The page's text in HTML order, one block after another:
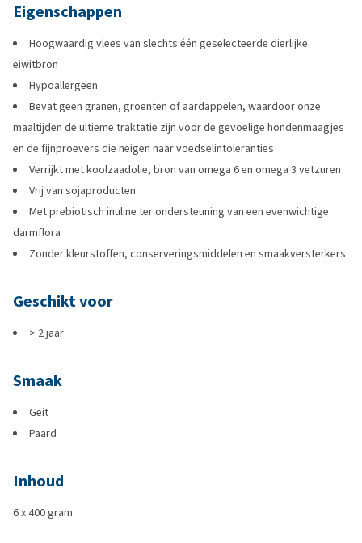
Eigenschappen
Hoogwaardig vlees van slechts één geselecteerde dierlijke
eiwitbron
Hypoallergeen
Bevat geen granen, groenten of aardappelen, waardoor onze
maaltijden de ultieme traktatie zijn voor de gevoelige hondenmaagjes
en de fijnproevers die neigen naar voedselintoleranties
Verrijkt met koolzaadolie, bron van omega 6 en omega 3 vetzuren
Vrij van sojaproducten
Met prebiotisch inuline ter ondersteuning van een evenwichtige
darmflora
Zonder kleurstoffen, conserveringsmiddelen en smaakversterkers
Geschikt voor
> 2 jaar
Smaak
Geit
Paard
Inhoud
6 x 400 gram